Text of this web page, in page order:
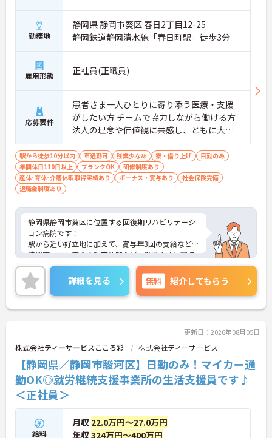
勤務地
静岡県 静岡市葵区 春日2丁目12-25
静岡鉄道静岡清水線「春日町駅」徒歩3分
雇用形態 正社員(正職員)
応募要件
患者さま一人ひとりに寄り添う医療・支援
がしたい方 チームで協力しながら働ける方
法人の理念や価値観に共感し、ともに大切
にしてくださる方
駅から徒歩10分以内 車通勤可 残業少なめ 寮・借り上げ
日勤のみ
年間休日110日以上
ブランクOK
研修制度あり
産休･育休･介護休暇取得実績あり
ボーナス・賞与あり
社会保険完備
退職金制度あり
静岡県静岡市葵区に位置する回復期リハビリテーシ
ョン病院です！
駅から近い好立地に加えて、賞与年3回の支給などの
待遇面、また安心の教育体制など、働きやすい環境
が揃っています。
法人内に託児所があり、仕事と家庭を両立しながら
ライフスタイルにあわせて長く就業することができ
る点も魅力の一つです。
・プリセプター制度あり！
・キャリアラダー制度（段階的キャリアアップ）
・グループ内研修、勉強会を定期的に開催
・資格取得支援制度あり（外部研修・受講料補助）
・役職チャレンジ制度あり
★職場環境
・育休産休実績100％！法人内託児所あり！将来的
にライフスタイルの変化があっても安心の環境
詳細を見る 無料 紹介してもらう
更新日：2026年08月05日
株式会社ティーサービスこころ彩 株式会社ティーサービス
【静岡県／静岡市駿河区】日勤のみ！マイカー通
勤OK◎就労継続支援事業所の生活支援員です♪
＜正社員＞
給料
月収 22.0万円～27.0万円
年収324万円～400万円